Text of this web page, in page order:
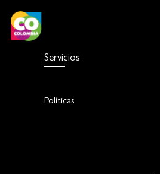
Servicios
Políticas